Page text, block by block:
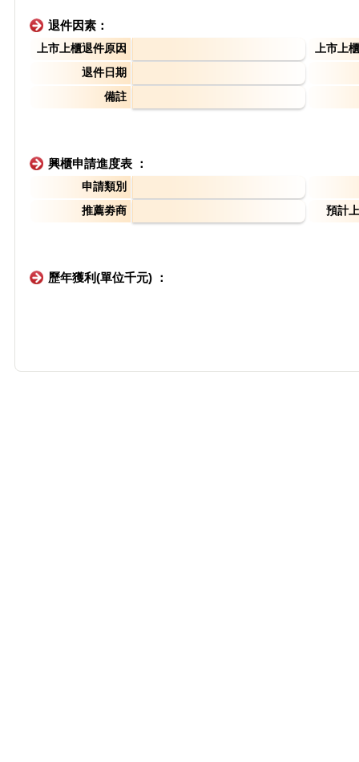
退件因素：
上市上櫃退件原因
退件日期
備註
上市上
興櫃申請進度表 ：
申請類別
推薦劵商
預計
歷年獲利(單位千元) ：